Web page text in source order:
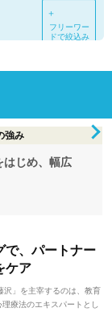
＋
フリーワー
ドで絞込み
強み
はじめ、幅広
で、パートナー
ケア
」を主宰するのは、教育
療法のエキスパートとし